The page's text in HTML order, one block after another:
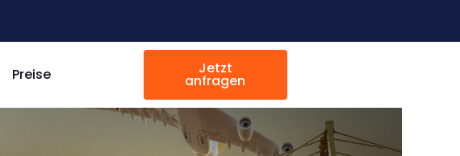
Preise Jetzt
anfragen